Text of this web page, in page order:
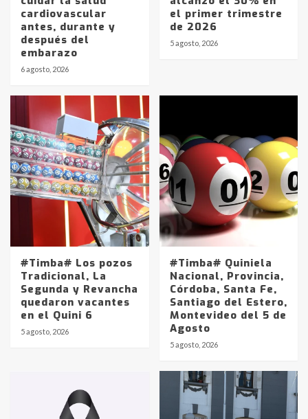
cardiovascular
antes, durante y
después del
embarazo
6 agosto, 2026
el primer trimestre
de 2026
5 agosto, 2026
#Timba# Los pozos
Tradicional, La
Segunda y Revancha
quedaron vacantes
en el Quini 6
5 agosto, 2026
#Timba# Quiniela
Nacional, Provincia,
Córdoba, Santa Fe,
Santiago del Estero,
Montevideo del 5 de
Agosto
5 agosto, 2026
Identidad de los adolescentes
pampeanos que fueron
en la mañana del lunes